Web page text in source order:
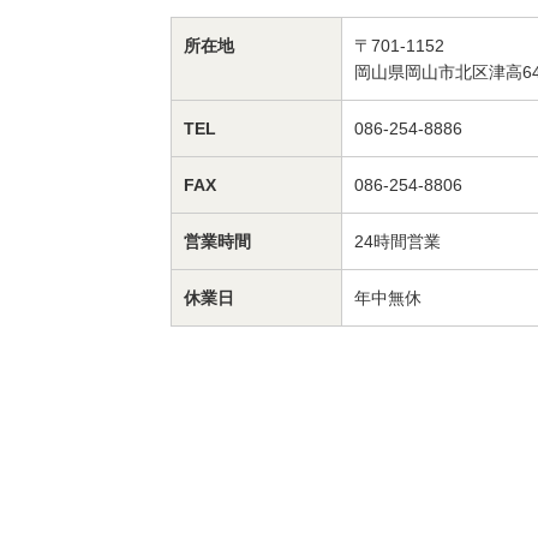
所在地
〒701-1152
岡山県岡山市北区津高
TEL 086-254-8886
FAX 086-254-8806
営業時間 24時間営業
休業日 年中無休